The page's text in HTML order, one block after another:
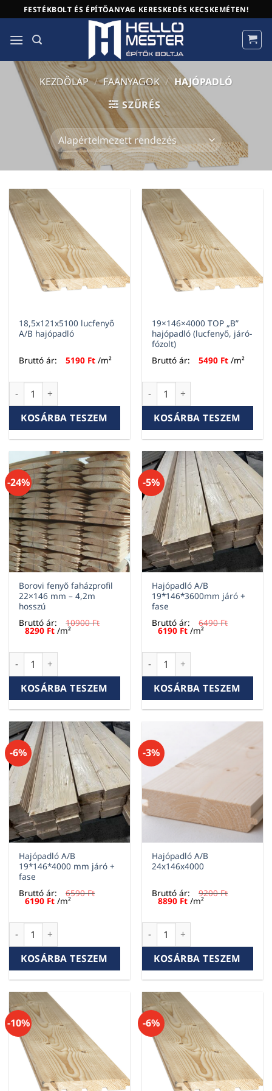
to
content
FESTÉKBOLT ÉS ÉPÍTŐANYAG KERESKEDÉS KECSKEMÉTEN!
KEZDŐLAP / FAANYAGOK / HAJÓPADLÓ
SZŰRÉS
18,5x121x5100 lucfenyő
A/B hajópadló
Bruttó ár: 5190 Ft /m²
18,5x121x5100 lucfenyő A/B hajópadló mennyiség
KOSÁRBA TESZEM
19×146×4000 TOP „B”
hajópadló (lucfenyő, járó-
fózolt)
Bruttó ár:
5490 Ft /m²
19×146×4000 TOP „B”
KOSÁRBA TESZEM
-24%
Borovi fenyő faházprofil
22×146 mm – 4,2m
hosszú
Bruttó ár:
10900Ft
Original
price
10900 Ft.
8290 FtCurrent
price
8290 Ft.
/m²
Borovi fenyő faházprofil 22x146 mm – 4,2m hosszú
KOSÁRBA TESZEM
-5%
Hajópadló A/B
19*146*3600mm járó +
fase
Bruttó ár:
6490Ft
Original
price
6490 Ft.
6190 FtCurrent
price
6190 Ft.
/m²
Hajópadló A/B
KOSÁRBA TESZEM
-6%
Hajópadló A/B
19*146*4000 mm járó +
fase
Bruttó ár:
6590Ft
Original
price
6590 Ft.
6190 FtCurrent
price
6190 Ft.
/m²
Hajópadló A/B 19*146*4000 mm járó + fase mennyiség
KOSÁRBA TESZEM
-3%
Hajópadló A/B
24x146x4000
Bruttó ár: 9200Ft
Original
price
9200 Ft.
8890 FtCurrent
price
8890 Ft.
/m²
Hajópadló A/B 24x146x4000
KOSÁRBA TESZEM
-10% -6%